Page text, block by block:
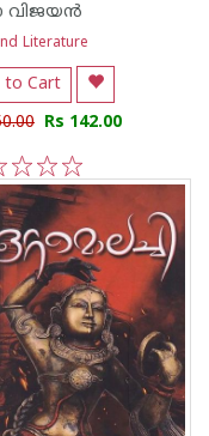
വിജയൻ
Literature
to Cart
Rs 142.00
5
4
3